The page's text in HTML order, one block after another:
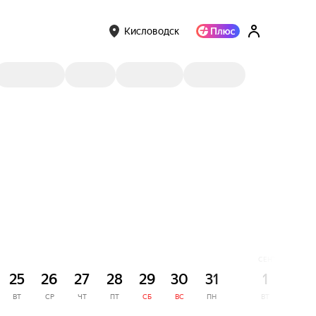
Кисловодск
25
ВТ
26
СР
27
ЧТ
28
ПТ
29
СБ
30
ВС
31
ПН
1
ВТ